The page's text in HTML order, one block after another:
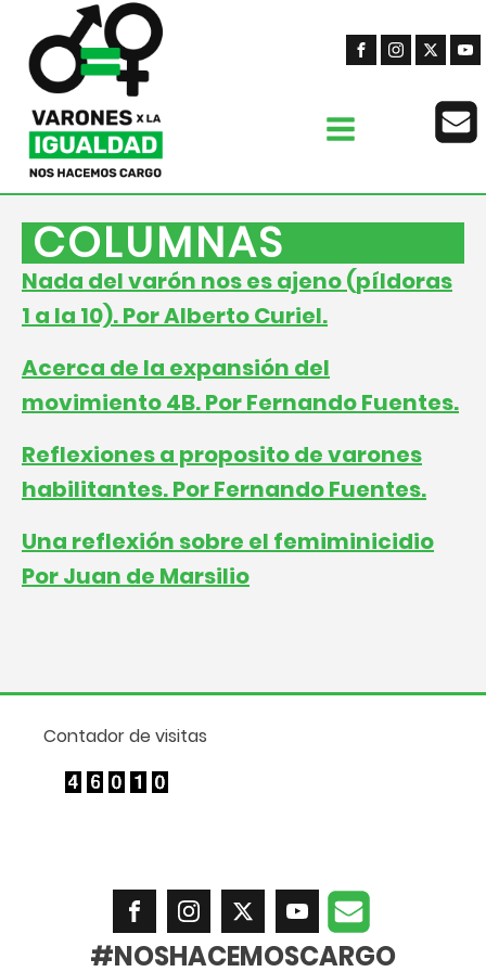
COLUMNAS
Nada del varón nos es ajeno (píldoras
1 a la 10). Por Alberto Curiel.
Acerca de la expansión del
movimiento 4B. Por Fernando Fuentes.
Reflexiones a proposito de varones
habilitantes. Por Fernando Fuentes.
Una reflexión sobre el femiminicidio
Por Juan de Marsilio
Contador de visitas
#NOSHACEMOSCARGO